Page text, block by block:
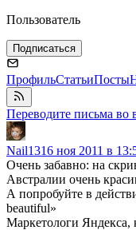
Пользователь
Подписаться
ПрофильСтатьиПосты
Переводите письма во
Nail1316 ноя 2011 в
Очень забавно: на
Австралии очень
А попробуйте в
beautiful»
Маркетологи Яндекса,